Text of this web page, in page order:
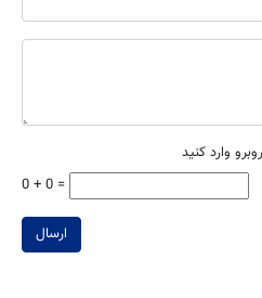
وارد کنید
0 + 0 =
ارسال